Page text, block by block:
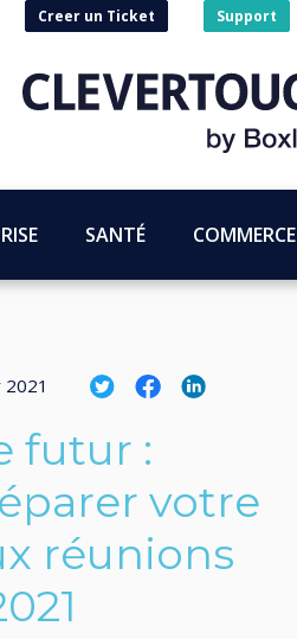
Creer un Ticket Support
SANTÉ COMMERCE
futur :
votre
réunions